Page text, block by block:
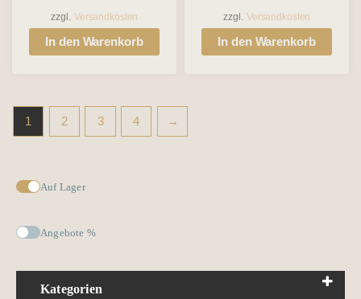
Auf Lager
Angebote %
Kategorien
zzgl. Versandkosten
In den Warenkorb
zzgl. Versandkosten
In den Warenkorb
1 2 3 4 →